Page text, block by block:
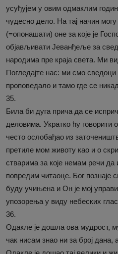
усуђујем у овим одмаклим
чудесно дело. На тај начин
(=опонашати) оне за које је
објављивати Јеванђеље за
народима пре краја света. Ми
Погледајте нас: ми смо
проповедало и тамо где се
35.
Била би дуга прича да се
деловима. Укратко ћу говорити
често ослобађао из
претиле мом животу као и о
стварима за које немам речи
повредим читаоце. Бог познаје
буду учињена и Он је мој
упозорења у виду небеских
36.
Одакле је дошла ова мудрост,
чак нисам знао ни за број